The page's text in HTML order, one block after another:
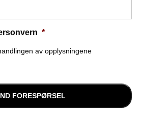
*
av opplysningene